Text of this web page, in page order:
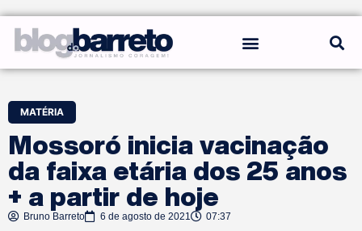
MATÉRIA
Mossoró inicia vacinação
da faixa etária dos 25 anos
+ a partir de hoje
Bruno Barreto 6 de agosto de 2021 07:37